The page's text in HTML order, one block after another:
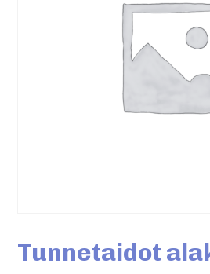
Tunnetaidot